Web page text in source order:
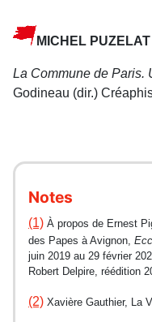
MICHEL PUZELAT
La Commune de Paris.
Godineau (dir.)
Notes
(1) À propos de Ernest
des Papes à Avignon,
juin 2019 au 29 février
Robert Delpire, réédition
(2) Xavière Gauthier, La